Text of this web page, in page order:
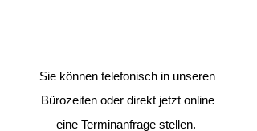
Sie können telefonisch in unseren
Bürozeiten oder direkt jetzt online
eine Terminanfrage stellen.